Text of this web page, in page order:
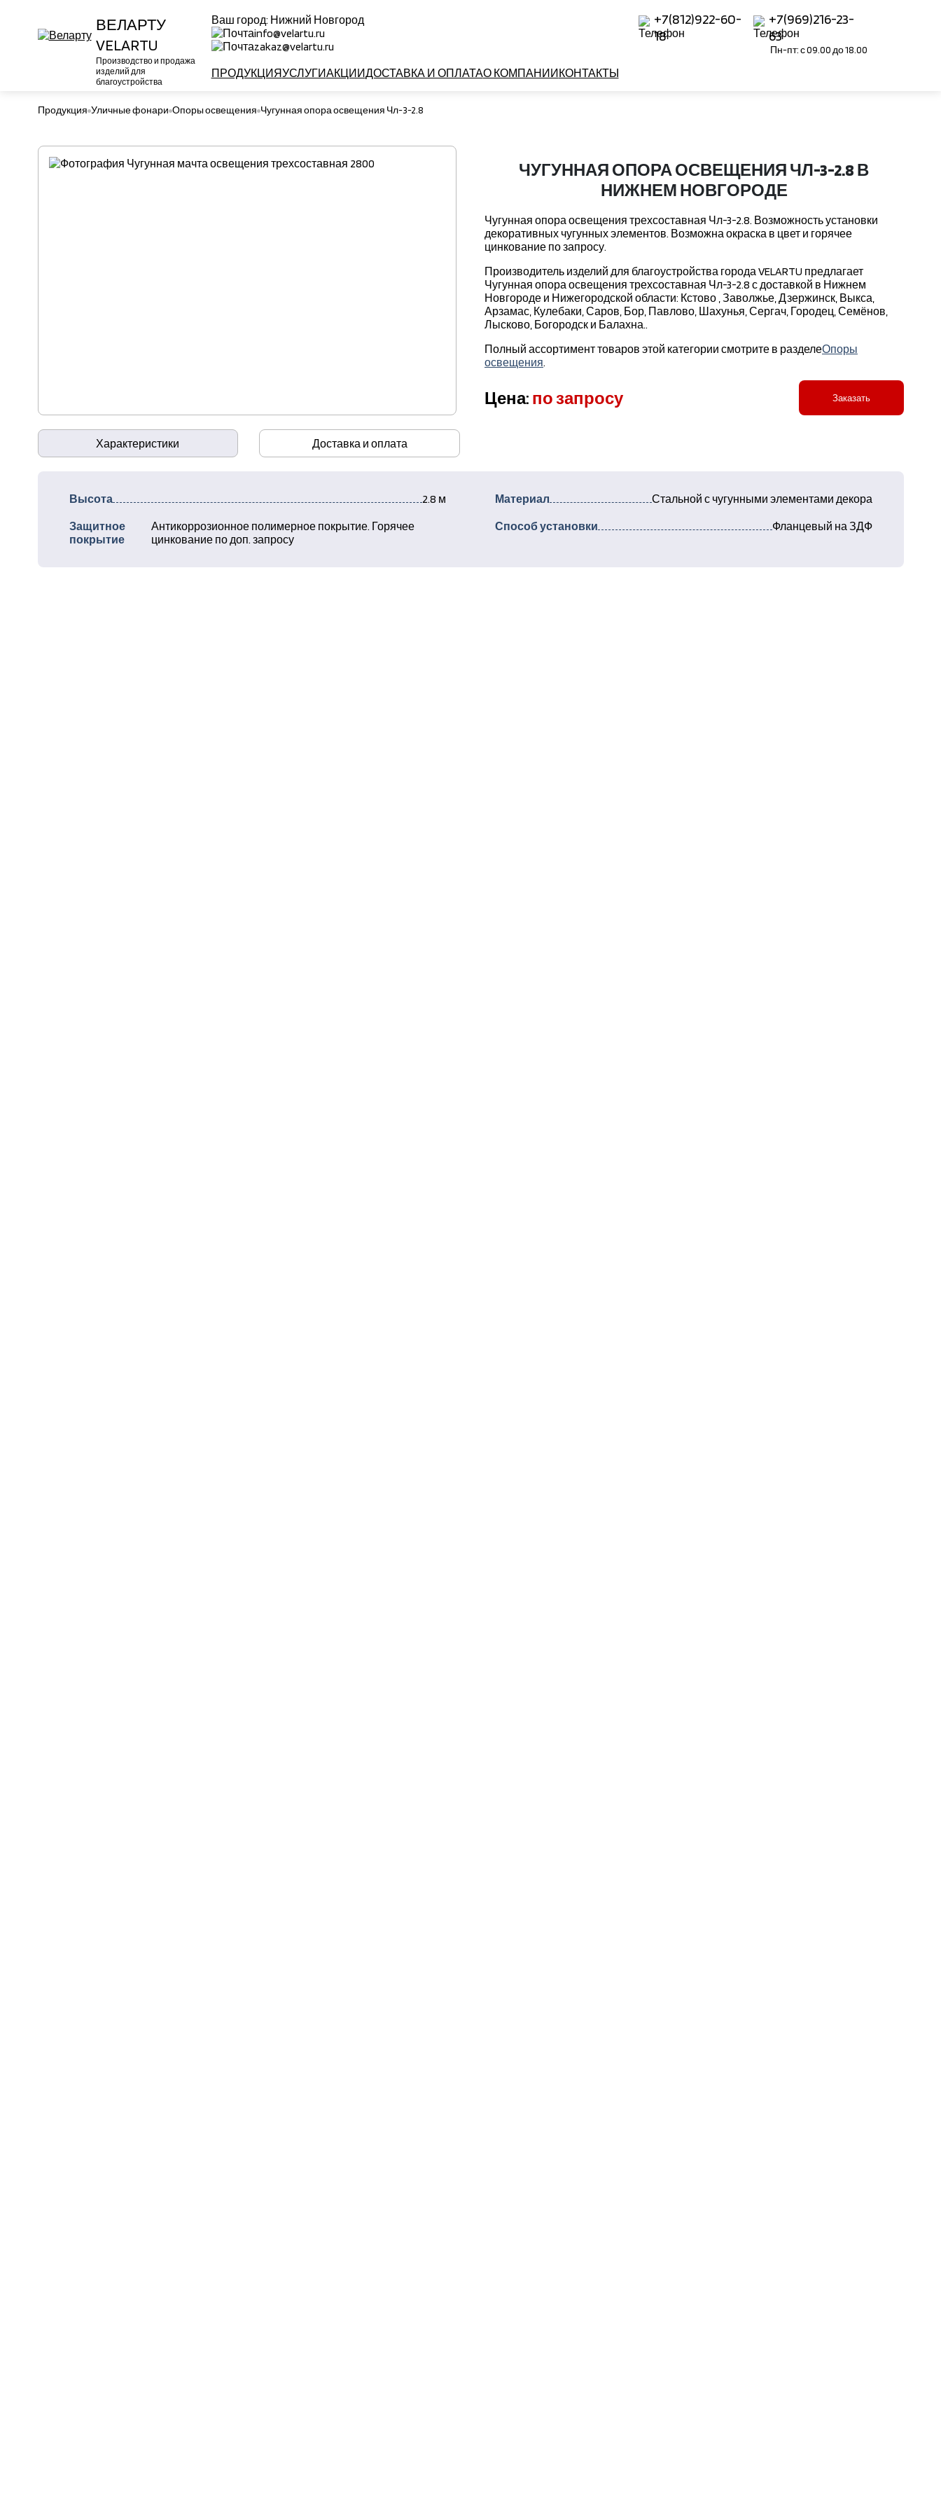
ВЕЛАРТУ
VELARTU
Производство и продажа
изделий для
благоустройства
Ваш город: Нижний Новгород
info@velartu.ru
zakaz@velartu.ru
+7(812)922-60-
18
+7(969)216-23-
63
Пн-пт: с 09.00 до 18.00
ПРОДУКЦИЯУСЛУГИАКЦИИДОСТАВКА И ОПЛАТАО КОМПАНИИКОНТАКТЫ
Продукция Уличные фонари Опоры освещения Чугунная опора освещения Чл-3-2.8
ЧУГУННАЯ ОПОРА ОСВЕЩЕНИЯ ЧЛ-3-2.8 В
НИЖНЕМ НОВГОРОДЕ
Чугунная опора освещения трехсоставная Чл-3-2.8. Возможность установки
декоративных чугунных элементов. Возможна окраска в цвет и горячее
цинкование по запросу.
Производитель изделий для благоустройства города VELARTU предлагает
Чугунная опора освещения трехсоставная Чл-3-2.8 с доставкой в Нижнем
Новгороде и Нижегородской области: Кстово , Заволжье, Дзержинск, Выкса,
Арзамас, Кулебаки, Саров, Бор, Павлово, Шахунья, Сергач, Городец, Семёнов,
Лысково, Богородск и Балахна..
Полный ассортимент товаров этой категории смотрите в разделеОпоры
освещения.
Цена: по запросу Заказать
Характеристики Доставка и оплата
Высота 2.8 м Материал Стальной с чугунными элементами декора
Защитное
покрытие
Антикоррозионное полимерное покрытие. Горячее
цинкование по доп. запросу
Способ установки Фланцевый на ЗДФ